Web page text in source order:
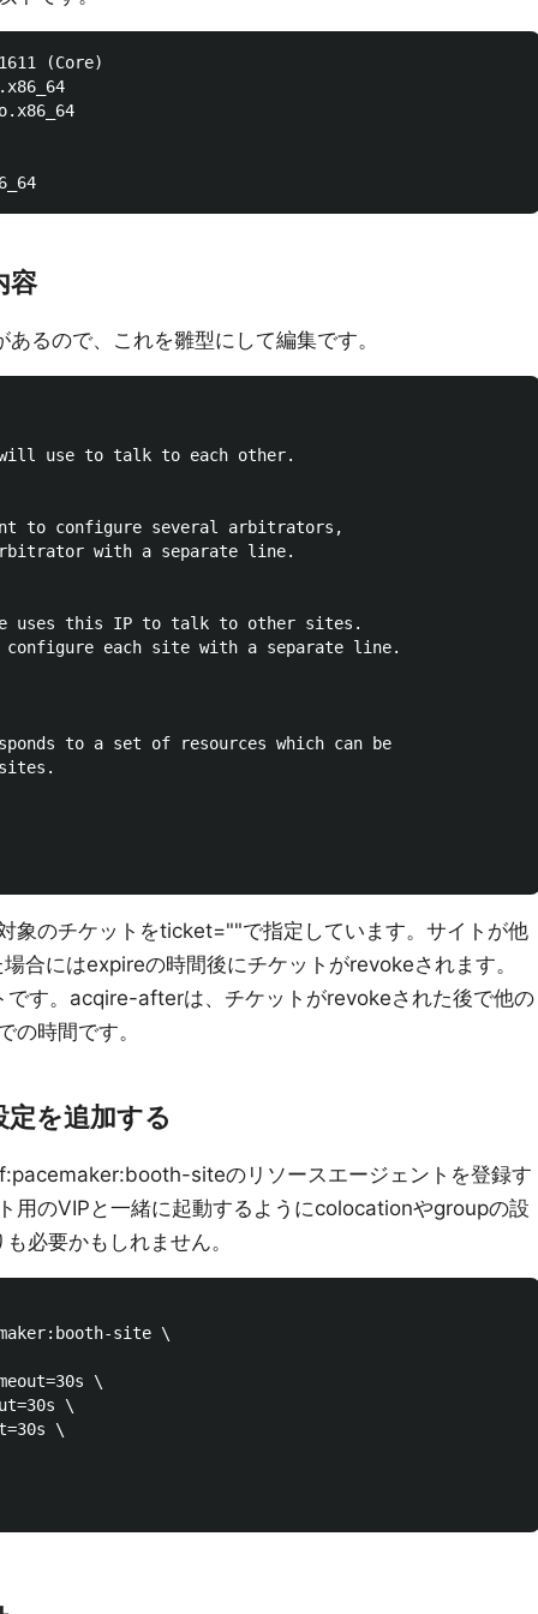
(Core)
容
ので、これを雛型にして編集です。
will use to talk to each other.
to configure several arbitrators,
with a separate line.
uses this IP to talk to other sites.
each site with a separate line.
to a set of resources which can be
象のチケットをticket=""で指定しています。サイトが他
合にはexpireの時間後にチケットがrevokeされます。
す。acqire-afterは、チケットがrevokeされた後で他の
の時間です。
を追加する
siteのリソースエージェントを登録す
用のVIPと一緒に起動するようにcolocationやgroupの設
必要かもしれません。
site \
\
\
\